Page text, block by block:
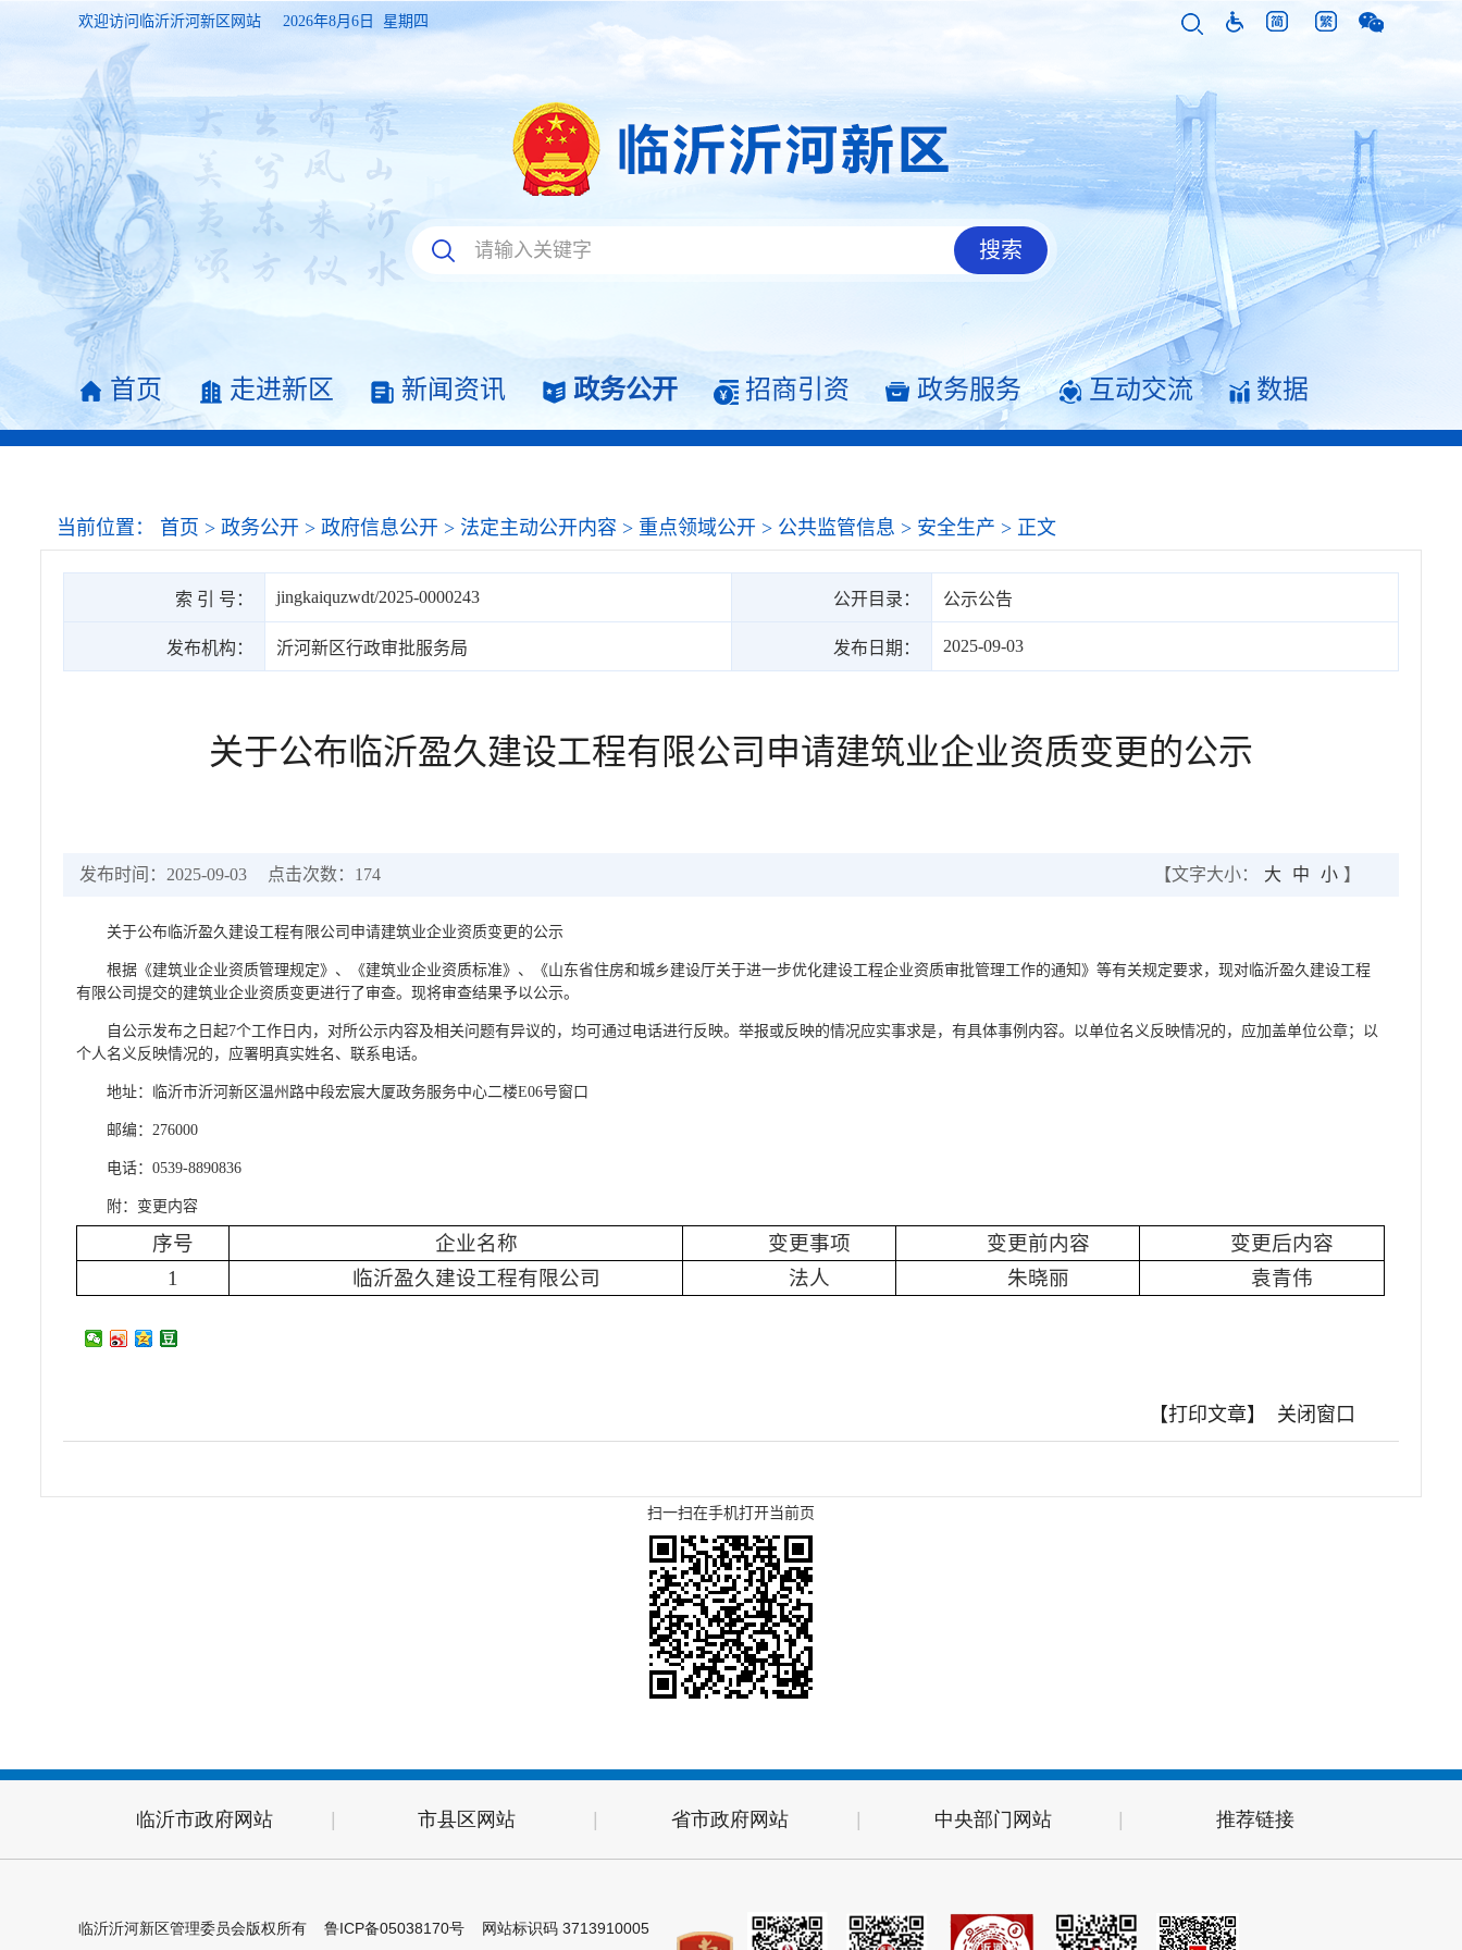
欢迎访问临沂沂河新区网站 2026年8月6日 星期四
首页 走进新区 新闻资讯 政务公开 招商引资 政务服务 互动交流 数据
当前位置： 首页 > 政务公开 > 政府信息公开 > 法定主动公开内容 > 重点领域公开 > 公共监管信息 > 安全生产 > 正文
索 引 号： jingkaiquzwdt/2025-0000243 公开目录： 公示公告
发布机构： 沂河新区行政审批服务局 发布日期： 2025-09-03
关于公布临沂盈久建设工程有限公司申请建筑业企业资质变更的公示
发布时间：2025-09-03 点击次数： 174 【文字大小： 大 中 小 】
关于公布临沂盈久建设工程有限公司申请建筑业企业资质变更的公示
根据《建筑业企业资质管理规定》、《建筑业企业资质标准》、《山东省住房和城乡建设厅关于进一步优化建设工程企业资质审批管理工作的通知》等有关规定要求，现对临沂盈久建设工程
有限公司提交的建筑业企业资质变更进行了审查。现将审查结果予以公示。
自公示发布之日起7个工作日内，对所公示内容及相关问题有异议的，均可通过电话进行反映。举报或反映的情况应实事求是，有具体事例内容。以单位名义反映情况的，应加盖单位公章；以
个人名义反映情况的，应署明真实姓名、联系电话。
地址：临沂市沂河新区温州路中段宏宸大厦政务服务中心二楼E06号窗口
邮编：276000
电话：0539-8890836
附：变更内容
序号 企业名称 变更事项 变更前内容
变更后内容
1
临沂盈久建设工程有限公司 法人 朱晓丽 袁青伟
【打印文章】 关闭窗口
扫一扫在手机打开当前页